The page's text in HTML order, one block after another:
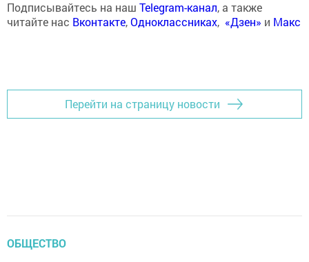
Подписывайтесь на наш Telegram-канал, а также
читайте нас Вконтакте,Одноклассниках, «Дзен» и Макс
Перейти на страницу новости
ОБЩЕСТВО